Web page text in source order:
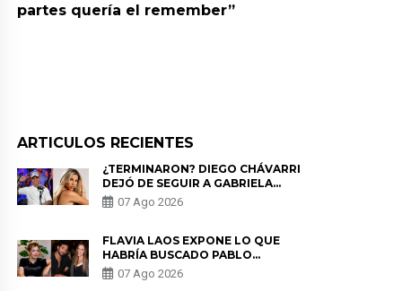
partes quería el remember”
ARTICULOS RECIENTES
¿TERMINARON? DIEGO CHÁVARRI
DEJÓ DE SEGUIR A GABRIELA
HERRERA Y ANUNCIA SU SALIDA
DE PÓDCAST
07 Ago 2026
FLAVIA LAOS EXPONE LO QUE
HABRÍA BUSCADO PABLO
HEREDIA CON ALE FULLER: “UNA
DE LAS PARTES QUERÍA EL
07 Ago 2026